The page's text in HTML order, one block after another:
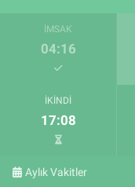
İMSAK
04:16
İKINDI
17:08
Aylık Vakitler